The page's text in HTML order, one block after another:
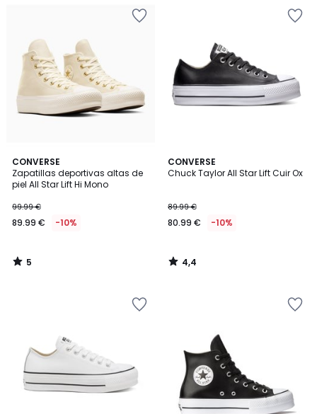
CONVERSE
Zapatillas deportivas altas de
piel All Star Lift Hi Mono
99.99 €
89.99 € -10%
5
/
5
5
/
CONVERSE
Chuck Taylor All Star Lift Cuir Ox
89.99 €
80.99 € -10%
4,4
/ 5
4,4
/